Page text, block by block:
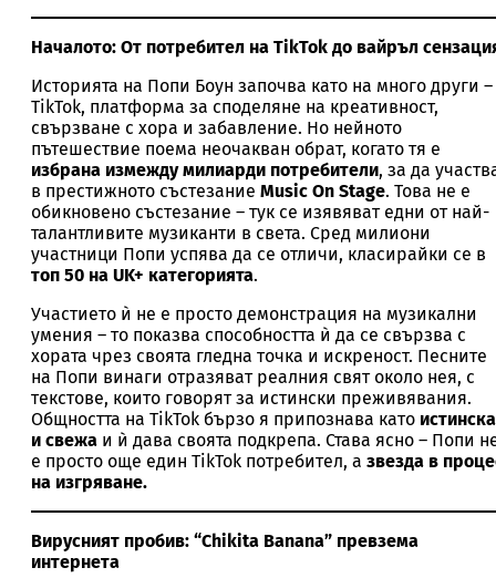
Началото: От потребител на TikTok до вайръл
Историята на Попи Боун започва като на много други –
TikTok, платформа за споделяне на креативност,
свързване с хора и забавление. Но нейното
пътешествие поема неочакван обрат, когато тя е
избрана измежду милиарди потребители, за да
в престижното състезание Music On Stage. Това не е
обикновено състезание – тук се изявяват едни от най-
талантливите музиканти в света. Сред милиони
участници Попи успява да се отличи, класирайки се в
топ 50 на UK+ категорията.
Участието ѝ не е просто демонстрация на музикални
умения – то показва способността ѝ да се свързва с
хората чрез своята гледна точка и искреност. Песните
на Попи винаги отразяват реалния свят около нея, с
текстове, които говорят за истински преживявания.
Общността на TikTok бързо я припознава като истинска
и свежа и ѝ дава своята подкрепа. Става ясно – Попи
е просто още един TikTok потребител, а звезда в
на изгряване.
Вирусният пробив: “Chikita Banana” превзема
интернетa